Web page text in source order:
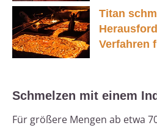
Titan
Verfahren
Schmelzen mit einem
Für größere Mengen ab etwa